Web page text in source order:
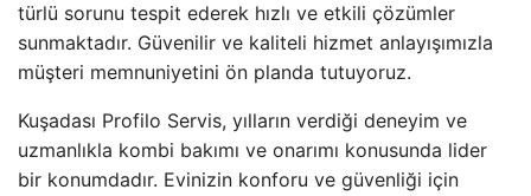
türlü sorunu tespit ederek hızlı ve etkili çözümler
sunmaktadır. Güvenilir ve kaliteli hizmet anlayışımızla
müşteri memnuniyetini ön planda tutuyoruz.
Kuşadası Profilo Servis, yılların verdiği deneyim ve
uzmanlıkla kombi bakımı ve onarımı konusunda lider
bir konumdadır. Evinizin konforu ve güvenliği için